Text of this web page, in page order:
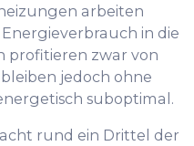
arbeiten
in die
profitieren zwar von
jedoch ohne
suboptimal.
rund ein Drittel der